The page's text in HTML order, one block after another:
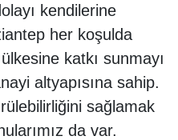
kendilerine
her koşulda
katkı sunmayı
altyapısına sahip.
sağlamak
da var.